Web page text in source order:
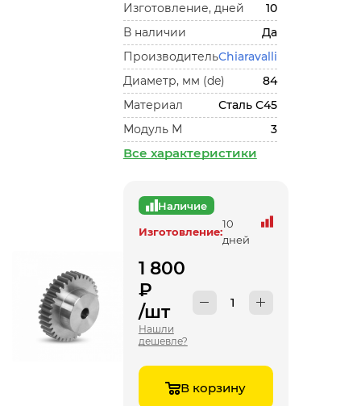
Изготовление, дней
10
В наличии
Да
ПроизводительChiaravalli
Диаметр, мм (de)
84
Материал
Сталь С45
Модуль М
3
Все характеристики
Наличие
Изготовление:
10
дней
1 800
₽
/шт
Нашли
дешевле?
В корзину